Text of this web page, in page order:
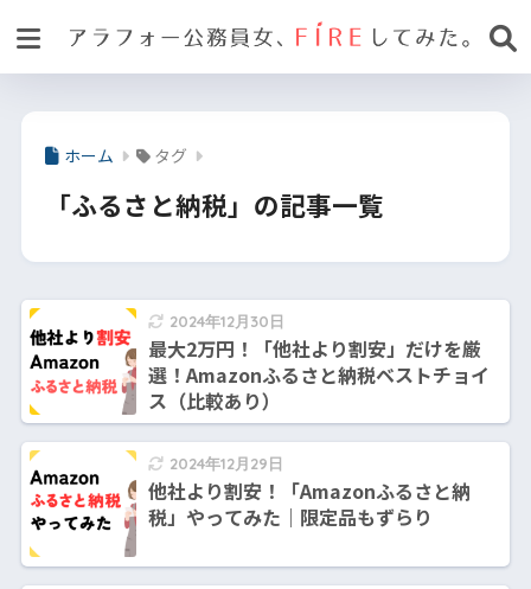
ホーム タグ
「ふるさと納税」の記事一覧
2024年12月30日
最大2万円！「他社より割安」だけを厳
選！Amazonふるさと納税ベストチョイ
ス（比較あり）
2024年12月29日
他社より割安！「Amazonふるさと納
税」やってみた｜限定品もずらり